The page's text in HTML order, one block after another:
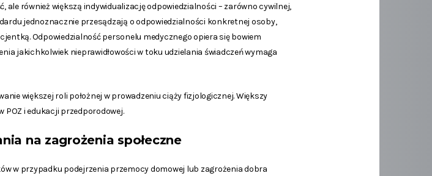
również większą indywidualizację odpowiedzialności – zarówno cywilnej,
jednoznacznie przesądzają o odpowiedzialności konkretnej osoby,
Odpowiedzialność personelu medycznego opiera się bowiem
jakichkolwiek nieprawidłowości w toku udzielania świadczeń wymaga
większej roli położnej w prowadzeniu ciąży fizjologicznej. Większy
POZ i edukacji przedporodowej.
na zagrożenia społeczne
w przypadku podejrzenia przemocy domowej lub zagrożenia dobra